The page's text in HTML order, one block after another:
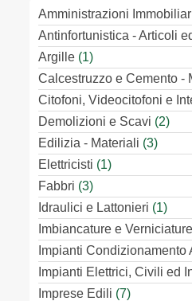
Amministrazioni
Antinfortunistica - Articoli
Argille (1)
Calcestruzzo e Cemento -
Citofoni, Videocitofoni e
Demolizioni e Scavi (2)
Edilizia - Materiali (3)
Elettricisti (1)
Fabbri (3)
Idraulici e Lattonieri (1)
Imbiancature e Verniciature
Impianti Condizionamento
Impianti Elettrici, Civili ed
Imprese Edili (7)